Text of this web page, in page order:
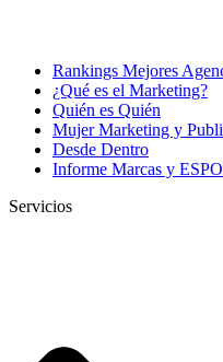
Rankings Mejores
¿Qué es el Marketing?
Quién es Quién
Mujer Marketing y
Desde Dentro
Informe Marcas y
Servicios